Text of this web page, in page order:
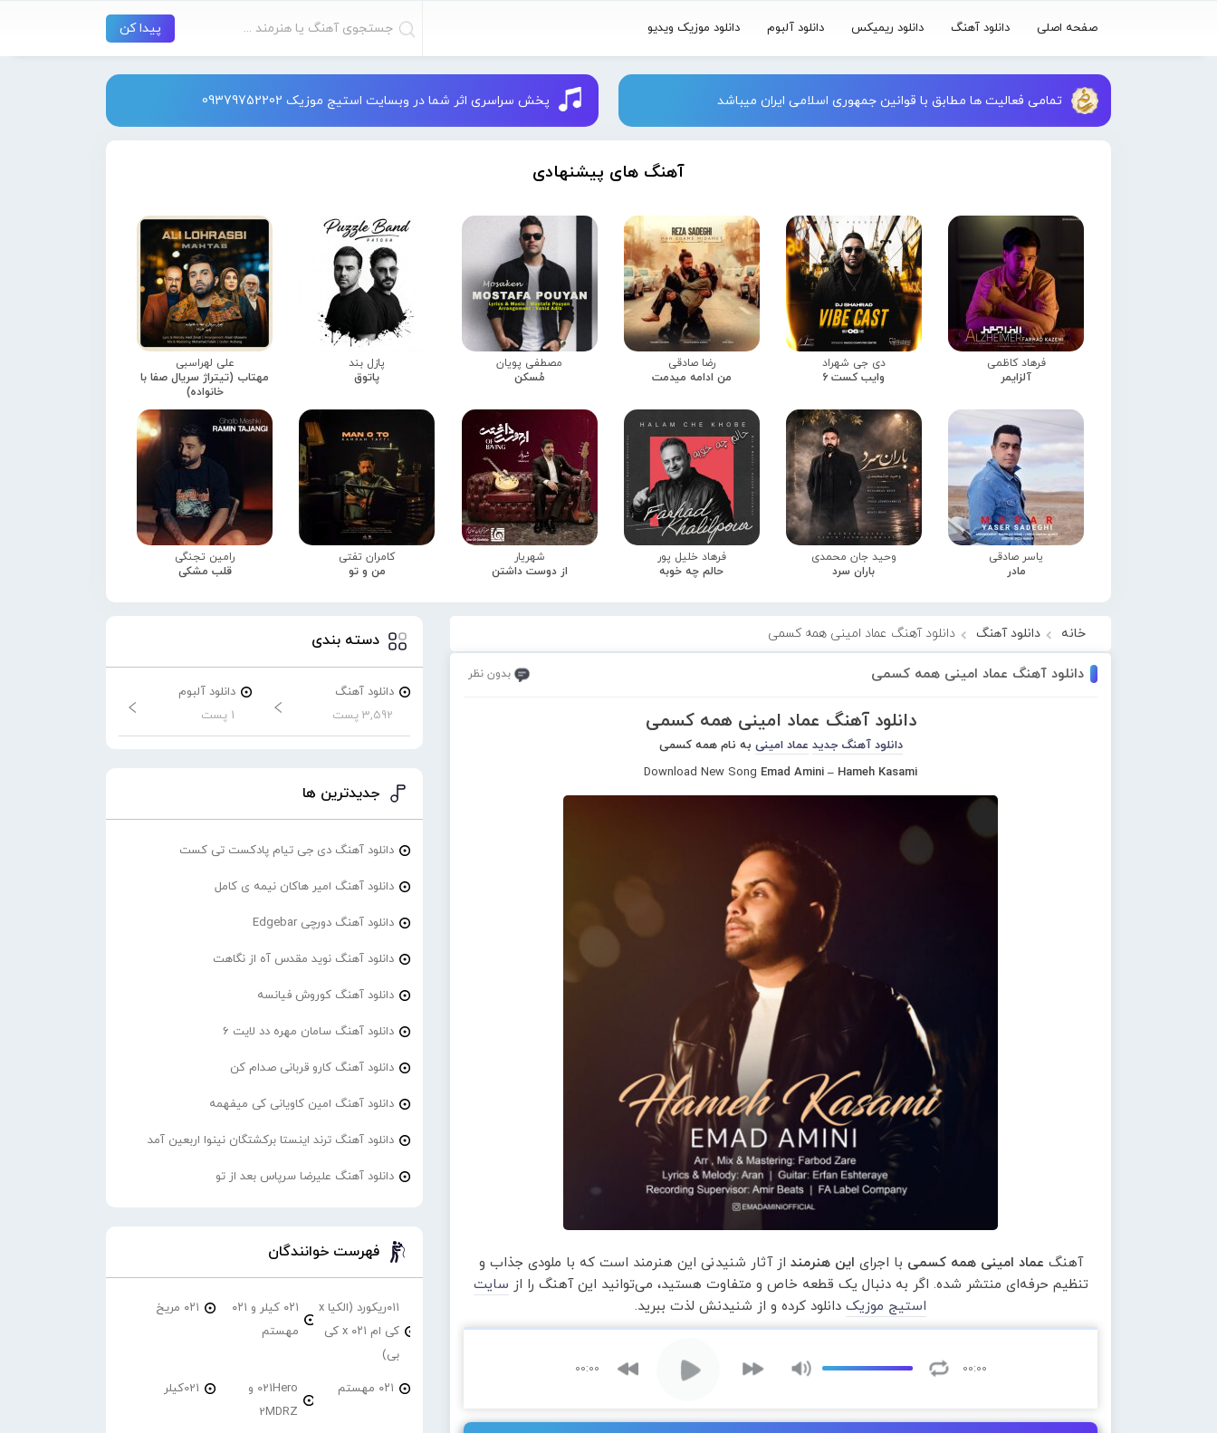
صفحه اصلی دانلود آهنگ دانلود ریمیکس دانلود آلبوم دانلود موزیک ویدیو
تمامی فعالیت ها مطابق با قوانین جمهوری اسلامی ایران میباشد پخش سراسری اثر شما در وبسایت استیج موزیک 09379752202
آهنگ های پیشنهادی
فرهاد کاظمی
آلزایمر
دی جی شهراد
وایب کست 6
رضا صادقی
من ادامه میدمت
مصطفی پویان
مُسکن
پازل بند
پاتوق
علی لهراسبی
مهتاب (تیتراژ سریال صفا با
خانواده)
یاسر صادقی
مادر
وحید جان محمدی
باران سرد
فرهاد خلیل پور
حالم چه خوبه
شهریار
از دوست داشتن
کامران تفتی
من و تو
رامین تجنگی
قلب مشکی
خانه دانلود آهنگ دانلود آهنگ عماد امینی همه کسمی
دانلود آهنگ عماد امینی همه کسمی بدون نظر
دانلود آهنگ عماد امینی همه کسمی
دانلود آهنگ جدید عماد امینی به نام همه کسمی
Download New Song Emad Amini – Hameh Kasami
آهنگ عماد امینی همه کسمی با اجرای این هنرمند از آثار شنیدنی این هنرمند است که با ملودی جذاب و
تنظیم حرفه‌ای منتشر شده. اگر به دنبال یک قطعه خاص و متفاوت هستید، می‌توانید این آهنگ را از سایت
استیج موزیک دانلود کرده و از شنیدنش لذت ببرید.
00:00 00:00
دسته بندی
دانلود آهنگ
3,592 پست
دانلود آلبوم
1 پست
جدیدترین ها
دانلود آهنگ دی جی تیام پادکست تی کست
دانلود آهنگ امیر هاکان نیمه ی کامل
دانلود آهنگ دورچی Edgebar
دانلود آهنگ نوید مقدس آه از نگاهت
دانلود آهنگ کوروش فیانسه
دانلود آهنگ سامان مهره دد لایت 6
دانلود آهنگ کارو قربانی صدام کن
دانلود آهنگ امین کاویانی کی میفهمه
دانلود آهنگ ترند اینستا برکشتگان نینوا اربعین آمد
دانلود آهنگ علیرضا سرپاس بعد از تو
فهرست خوانندگان
۰۱۱ریکورد (الکیا x
کی ام ۰۲۱ x کی
بی)
۰۲۱ کیلر و ۰۲۱
مهستم
۰۲۱ مریخ
۰۲۱ مهستم
021Hero و
2MDRZ
021کیلر